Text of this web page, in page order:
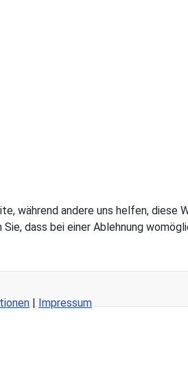
während andere uns helfen,
dass bei einer Ablehnung
| Impressum